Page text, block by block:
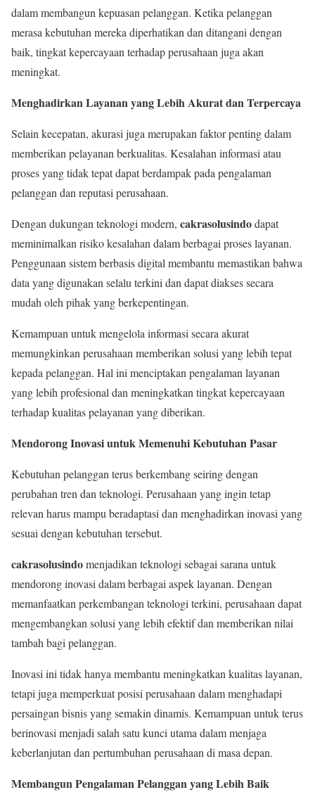
dalam membangun kepuasan pelanggan. Ketika pelanggan
merasa kebutuhan mereka diperhatikan dan ditangani dengan
baik, tingkat kepercayaan terhadap perusahaan juga akan
meningkat.
Menghadirkan Layanan yang Lebih Akurat dan Terpercaya
Selain kecepatan, akurasi juga merupakan faktor penting dalam
memberikan pelayanan berkualitas. Kesalahan informasi atau
proses yang tidak tepat dapat berdampak pada pengalaman
pelanggan dan reputasi perusahaan.
Dengan dukungan teknologi modern, cakrasolusindodapat
meminimalkan risiko kesalahan dalam berbagai proses layanan.
Penggunaan sistem berbasis digital membantu memastikan bahwa
data yang digunakan selalu terkini dan dapat diakses secara
mudah oleh pihak yang berkepentingan.
Kemampuan untuk mengelola informasi secara akurat
memungkinkan perusahaan memberikan solusi yang lebih tepat
kepada pelanggan. Hal ini menciptakan pengalaman layanan
yang lebih profesional dan meningkatkan tingkat kepercayaan
terhadap kualitas pelayanan yang diberikan.
Mendorong Inovasi untuk Memenuhi Kebutuhan Pasar
Kebutuhan pelanggan terus berkembang seiring dengan
perubahan tren dan teknologi. Perusahaan yang ingin tetap
relevan harus mampu beradaptasi dan menghadirkan inovasi yang
sesuai dengan kebutuhan tersebut.
cakrasolusindomenjadikan teknologi sebagai sarana untuk
mendorong inovasi dalam berbagai aspek layanan. Dengan
memanfaatkan perkembangan teknologi terkini, perusahaan dapat
mengembangkan solusi yang lebih efektif dan memberikan nilai
tambah bagi pelanggan.
Inovasi ini tidak hanya membantu meningkatkan kualitas layanan,
tetapi juga memperkuat posisi perusahaan dalam menghadapi
persaingan bisnis yang semakin dinamis. Kemampuan untuk terus
berinovasi menjadi salah satu kunci utama dalam menjaga
keberlanjutan dan pertumbuhan perusahaan di masa depan.
Membangun Pengalaman Pelanggan yang Lebih Baik